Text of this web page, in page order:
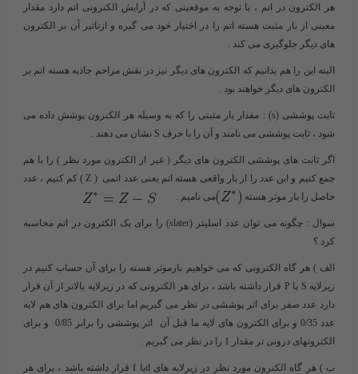
هر الکترون در اتم ، با توجه به موقعیتی که در آرایش الکترونی اتم دارد مقدار
معینی از بار مثبت هسته اتم را در اختیار خود می گیره و ازتاثیر آن بر الکترون
های دیگر جلوگیری می کند .
البته این را هم بدانیم که الکترون های دیگر نیز در نقش مزاحم جاذبه هسته اتم بر
الکترون های دیگر خواهند بود .
ثابت پوششی (s)
: مقدار بار مثبتی را که به وسیله هر الکترون پوشش داده می
شود ، ثابت پوششی می نامند و آن را با حرف S نشان می دهند .
اگر ثابت های پوششی الکترون های دیگر ( غیر از الکترون مورد نظر ) را با هم
جمع کنیم و این عدد را از بار واقعی هسته اتم یعنی عدد اتمی ( Z ) کم کنیم ، عدد
حاصل را بار موثر هسته
می نامیم .
سوال : چگونه می توان عدد اسلیتر (slater) را برای یک الکترون در اتم محاسبه
کرد ؟
الف ) هر گاه الکترونی که می خواهیم بارموثر هسته را برای آن حساب کنیم در
زیرلایه S یا P قرار داشته باشد ، برای هر الکترونی که در زیرلایه بالاتر از آن قرار
دارد عدد صفر برای اثر پوششی در نظر می گیریم اما برای الکترون های هم لایه
عدد 0/35 و برای الکترون های لایه ما قبل آن اثر پوششی را برابر 0/85 و برای
الکترونهای درونی تر مقدار 1 را در نظر می گیریم .
ب ) هر گاه الکترون مورد نظر در زیرلایه های dیا f قرار داشته باشد ، برای هر